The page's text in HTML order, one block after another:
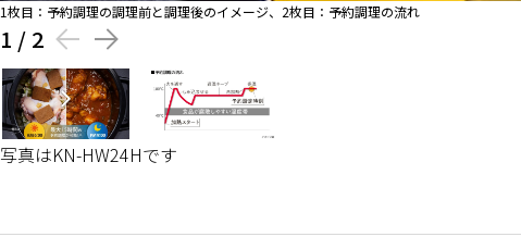
1枚目：予約調理の調理前と調理後のイメージ、2枚目：予約調理の流れ
1 / 2
写真はKN-HW24Hです